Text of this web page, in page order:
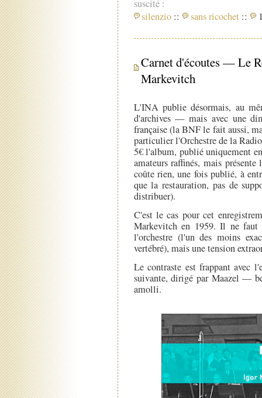
suscité :
silenzio :: sans ricochet ::
Carnet d'écoutes — Le
Markevitch
L'INA publie désormais, au
d'archives — mais avec une
française (la BNF le fait aussi,
particulier l'Orchestre de la
5€ l'album, publié uniquement
amateurs raffinés, mais
coûte rien, une fois publié, à
que la restauration, pas de
distribuer).
C'est le cas pour cet
Markevitch en 1959. Il ne
l'orchestre (l'un des moins
vertébré), mais une tension
Le contraste est frappant avec
suivante, dirigé par Maazel —
amolli.